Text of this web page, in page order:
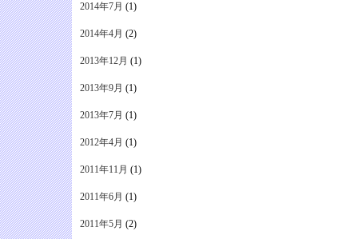
2014年7月 (1)
2014年4月 (2)
2013年12月 (1)
2013年9月 (1)
2013年7月 (1)
2012年4月 (1)
2011年11月 (1)
2011年6月 (1)
2011年5月 (2)